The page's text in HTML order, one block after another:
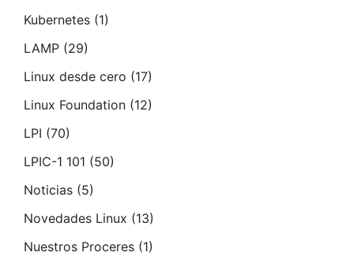
Kubernetes (1)
LAMP (29)
Linux desde cero (17)
Linux Foundation (12)
LPI (70)
LPIC-1 101 (50)
Noticias (5)
Novedades Linux (13)
Nuestros Proceres (1)